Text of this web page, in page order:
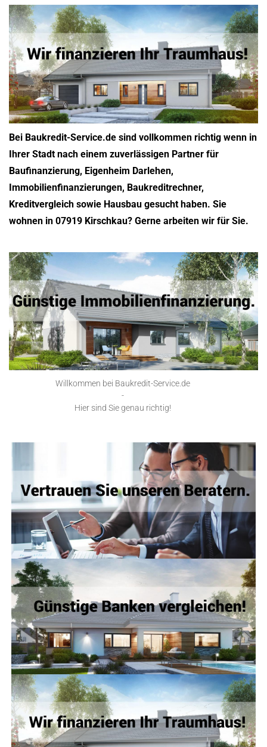
Bei Baukredit-Service.de sind vollkommen richtig wenn in
Ihrer Stadt nach einem zuverlässigen Partner für
Baufinanzierung, Eigenheim Darlehen,
Immobilienfinanzierungen, Baukreditrechner,
Kreditvergleich sowie Hausbau gesucht haben. Sie
wohnen in 07919 Kirschkau? Gerne arbeiten wir für Sie.
Willkommen bei Baukredit-Service.de
-
Hier sind Sie genau richtig!